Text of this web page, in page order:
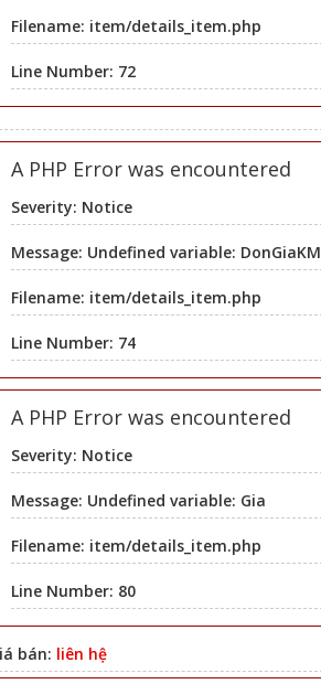
Filename: item/details_item.php
Line Number: 72
A PHP Error was encountered
Severity: Notice
Message: Undefined variable: DonGiaKM
Filename: item/details_item.php
Line Number: 74
A PHP Error was encountered
Severity: Notice
Message: Undefined variable: Gia
Filename: item/details_item.php
Line Number: 80
bán: liên hệ